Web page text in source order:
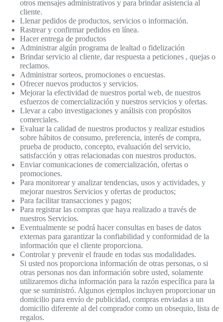
otros mensajes administrativos y para brindar asistencia al
cliente.
Llenar pedidos de productos, servicios o información.
Rastrear y confirmar pedidos en línea.
Hacer entrega de productos
Administrar algún programa de lealtad o fidelización
Brindar servicio al cliente, dar respuesta a peticiones , quejas o
reclamos.
Administrar sorteos, promociones o encuestas.
Ofrecer nuevos productos y servicios.
Mejorar la efectividad de nuestros portal web, de nuestros
esfuerzos de comercialización y nuestros servicios y ofertas.
Llevar a cabo investigaciones y análisis con propósitos
comerciales.
Evaluar la calidad de nuestros productos y realizar estudios
sobre hábitos de consumo, preferencia, interés de compra,
prueba de producto, concepto, evaluación del servicio,
satisfacción y otras relacionadas con nuestros productos.
Enviar comunicaciones de comercialización, ofertas o
promociones.
Para monitorear y analizar tendencias, usos y actividades, y
mejorar nuestros Servicios y ofertas de productos;
Para facilitar transacciones y pagos;
Para registrar las compras que haya realizado a través de
nuestros Servicios.
Eventualmente se podrá hacer consultas en bases de datos
externas para garantizar la confiabilidad y conformidad de la
información que el cliente proporciona.
Controlar y prevenir el fraude en todas sus modalidades.
Si usted nos proporciona información de otras personas, o si
otras personas nos dan información sobre usted, solamente
utilizaremos dicha información para la razón específica para la
que se suministró. Algunos ejemplos incluyen proporcionar un
domicilio para envío de publicidad, compras enviadas a un
domicilio diferente al del comprador como un obsequio, lista de
regalos.